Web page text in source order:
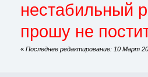
нестабильный
прошу не
«Последнее редактирование: 10 Март